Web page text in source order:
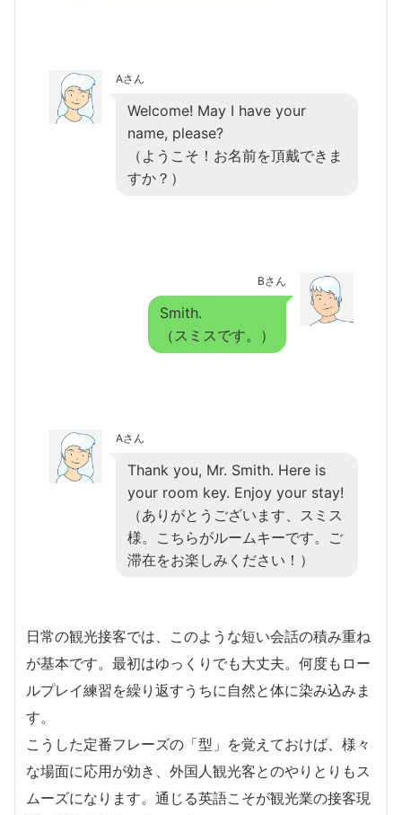
Aさん
Welcome! May I have your
name, please?
（ようこそ！お名前を頂戴できま
すか？）
Bさん
Smith.
（スミスです。）
Aさん
Thank you, Mr. Smith. Here is
your room key. Enjoy your stay!
（ありがとうございます、スミス
様。こちらがルームキーです。ご
滞在をお楽しみください！）
日常の観光接客では、このような短い会話の積み重ね
が基本です。最初はゆっくりでも大丈夫。何度もロー
ルプレイ練習を繰り返すうちに自然と体に染み込みま
す。
こうした定番フレーズの「型」を覚えておけば、様々
な場面に応用が効き、外国人観光客とのやりとりもス
ムーズになります。通じる英語こそが観光業の接客現